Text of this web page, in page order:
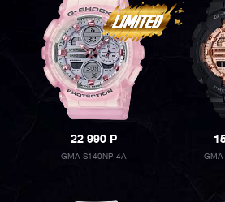
22 990P
GMA-S140NP-4A